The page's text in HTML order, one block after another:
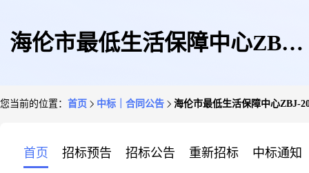
海伦市最低生活保障中心ZBJ-
您当前的位置： 首页 中标｜合同公告 海伦市最低生活保障中心ZBJ-
首页 招标预告 招标公告 重新招标 中标通知